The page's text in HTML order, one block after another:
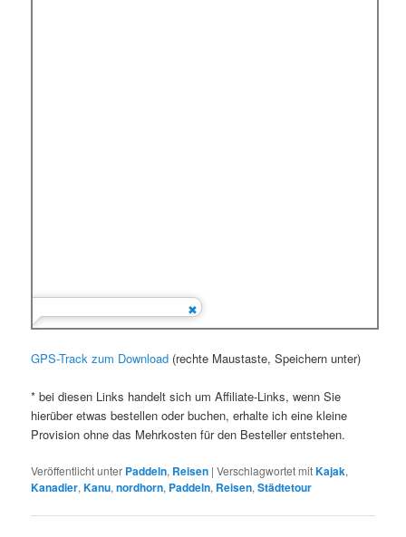
GPS-Track zum Download (rechte Maustaste, Speichern unter)
* bei diesen Links handelt sich um Affiliate-Links, wenn Sie
hierüber etwas bestellen oder buchen, erhalte ich eine kleine
Provision ohne das Mehrkosten für den Besteller entstehen.
Veröffentlicht unter Paddeln, Reisen |Verschlagwortet mitKajak,
Kanadier,Kanu,nordhorn, Paddeln, Reisen,Städtetour